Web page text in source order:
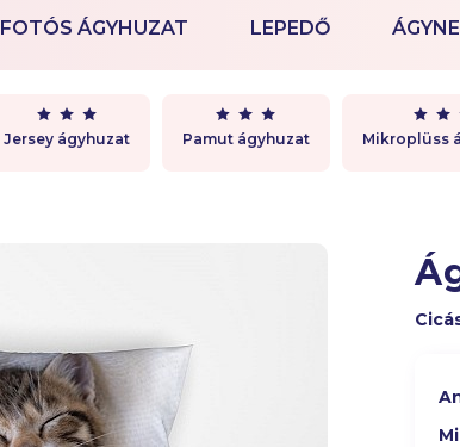
Jersey ágyhuzat Pamut ágyhuzat Mikroplüss
FOTÓS ÁGYHUZAT LEPEDŐ